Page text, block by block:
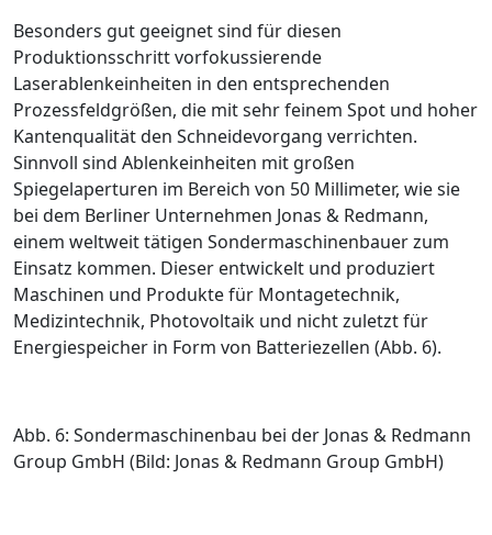
Besonders gut geeignet sind für diesen
Produktionsschritt vorfokussierende
Laserablenkeinheiten in den entsprechenden
Prozessfeldgrößen, die mit sehr feinem Spot und hoher
Kantenqualität den Schneidevorgang verrichten.
Sinnvoll sind Ablenkeinheiten mit großen
Spiegelaperturen im Bereich von 50 Millimeter, wie sie
bei dem Berliner Unternehmen Jonas & Redmann,
einem weltweit tätigen Sondermaschinenbauer zum
Einsatz kommen. Dieser entwickelt und produziert
Maschinen und Produkte für Montagetechnik,
Medizintechnik, Photovoltaik und nicht zuletzt für
Energiespeicher in Form von Batteriezellen (Abb. 6).
Abb. 6: Sondermaschinenbau bei der Jonas & Redmann
Group GmbH (Bild: Jonas & Redmann Group GmbH)